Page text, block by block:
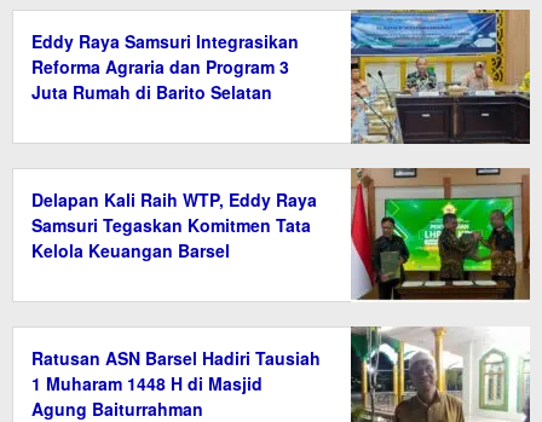
Eddy Raya Samsuri Integrasikan
Reforma Agraria dan Program 3
Juta Rumah di Barito Selatan
Delapan Kali Raih WTP, Eddy Raya
Samsuri Tegaskan Komitmen Tata
Kelola Keuangan Barsel
Ratusan ASN Barsel Hadiri Tausiah
1 Muharam 1448 H di Masjid
Agung Baiturrahman